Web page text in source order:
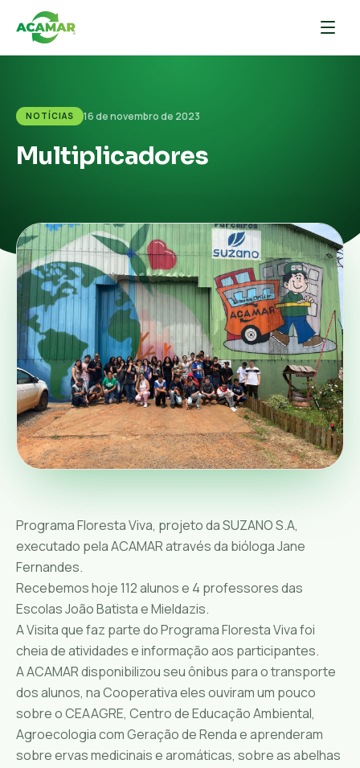
NOTÍCIAS 16 de novembro de 2023
Multiplicadores
Programa Floresta Viva, projeto da SUZANO S.A,
executado pela ACAMAR através da bióloga Jane
Fernandes.
Recebemos hoje 112 alunos e 4 professores das
Escolas João Batista e Mieldazis.
A Visita que faz parte do Programa Floresta Viva foi
cheia de atividades e informação aos participantes.
A ACAMAR disponibilizou seu ônibus para o transporte
dos alunos, na Cooperativa eles ouviram um pouco
sobre o CEAAGRE, Centro de Educação Ambiental,
Agroecologia com Geração de Renda e aprenderam
sobre ervas medicinais e aromáticas, sobre as abelhas